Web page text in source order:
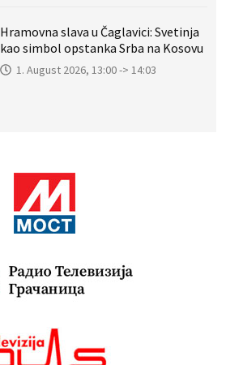
Hramovna slava u Čaglavici: Svetinja
kao simbol opstanka Srba na Kosovu
1. August 2026, 13:00 -> 14:03